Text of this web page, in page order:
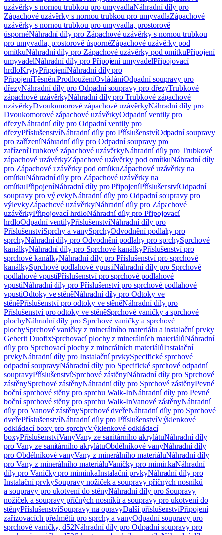
uzávěrky s nornou trubkou pro umyvadlaNáhradní díly pro
Zápachové uzávěrky s nornou trubkou pro umyvadlaZápachové
uzávěrky s nornou trubkou pro umyvadla, prostorově
úspornéNáhradní díly pro Zápachové uzávěrky s nornou trubkou
pro umyvadla, prostorově úspornéZápachové uzávěrky pod
omítkuNáhradní díly pro Zápachové uzávěrky pod omítkuPřipojení
umyvadelNáhradní díly pro Připojení umyvadelPřipojovací
hrdloKrytyPřipojeníNáhradní díly pro
PřipojeníTěsněníProdlouženíOvládáníOdpadní soupravy pro
dřezyNáhradní díly pro Odpadní soupravy pro dřezyTrubkové
zápachové uzávěrkyNáhradní díly pro Trubkové zápachové
uzávěrkyDvoukomorové zápachové uzávěrkyNáhradní díly pro
Dvoukomorové zápachové uzávěrkyOdpadní ventily pro
dřezyNáhradní díly pro Odpadní ventily pro
dřezyPříslušenstvíNáhradní díly pro PříslušenstvíOdpadní soupravy
pro zařízeníNáhradní díly pro Odpadní soupravy pro
zařízeníTrubkové zápachové uzávěrkyNáhradní díly pro Trubkové
zápachové uzávěrkyZápachové uzávěrky pod omítkuNáhradní díly
pro Zápachové uzávěrky pod omítkuZápachové uzávěrky na
omítkuNáhradní díly pro Zápachové uzávěrky na
omítkuPřipojeníNáhradní díly pro PřipojeníPříslušenstvíOdpadní
soupravy pro výlevkyNáhradní díly pro Odpadní soupravy pro
výlevkyZápachové uzávěrkyNáhradní díly pro Zápachové
uzávěrkyPřipojovací hrdloNáhradní díly pro Připojovací
hrdloOdpadní ventilyPříslušenstvíNáhradní díly pro
PříslušenstvíSprchy a vanySprchyOdvodnění podlahy pro
sprchyNáhradní díly pro Odvodnění podlahy pro sprchySprchové
kanálkyNáhradní díly pro Sprchové kanálkyPříslušenství pro
sprchové kanálkyNáhradní díly pro Příslušenství pro sprchové
kanálkySprchové podlahové vpustiNáhradní díly pro Sprchové
podlahové vpustiPříslušenství pro sprchové podlahové
vpustiNáhradní díly pro Příslušenství pro sprchové podlahové
vpustiOdtoky ve stěněNáhradní díly pro Odtoky ve
stěněPříslušenství pro odtoky ve stěněNáhradní díly pro
Příslušenství pro odtoky ve stěněSprchové vaničky a sprchové
plochyNáhradní díly pro Sprchové vaničky a sprchové
plochySprchové vaničky z minerálního materiálu a instalační prvky
Geberit DuofixSprchovací plochy z minerálních materiálůNáhradní
díly pro Sprchovací plochy z minerálních materiálůInstalační
prvkyNáhradní díly pro Instalační prvkySpecifické sprchové
odpadní soupravyNáhradní díly pro Specifické sprchové odpadní
soupravyPříslušenstvíSprchové zástěnyNáhradní díly pro Sprchové
zástěnySprchové zástěnyNáhradní díly pro Sprchové zástěnyPevné
boční sprchové stěny pro sprchu Walk-InNáhradní díly pro Pevné
boční sprchové stěny pro sprchu Walk-InVanové zástěnyNáhradní
díly pro Vanové zástěnySprchové dveřeNáhradní díly pro Sprchové
dveřePříslušenstvíNáhradní díly pro PříslušenstvíVýklenkové
odkládací boxy pro sprchyVýklenkové odkládací
boxyPříslušenstvíVanyVany ze sanitárního akrylátuNáhradní díly
pro Vany ze sanitárního akrylátuObdélníkové vanyNáhradní díly
pro Obdélníkové vanyVany z minerálního materiáluNáhradní díly
pro Vany z minerálního materiáluVaničky pro miminkaNáhradní
díly pro Vaničky pro miminkaInstalační prvkyNáhradní díly pro
Instalační prvkySoupravy nožiček a soupravy příčných nosníků
a soupravy pro ukotvení do stěnyNáhradní díly pro Soupravy
nožiček a soupravy příčných nosníků a soupravy pro ukotvení do
stěnyPříslušenstvíSoupravy na opravyDalší příslušenstvíPřipojení
zařizovacích předmětů pro sprchy a vanyOdpadní soupravy pro
sprchové vaničky, d52Náhradní díly pro Odpadní soupravy pro